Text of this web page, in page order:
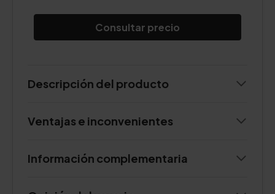
Consultar precio
Descripción del producto
Ventajas e inconvenientes
Información complementaria